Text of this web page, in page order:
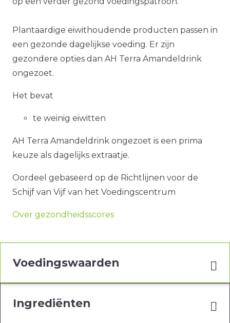
Plantaardige eiwithoudende producten passen in
een gezonde dagelijkse voeding. Er zijn
gezondere opties dan AH Terra Amandeldrink
ongezoet.
Het bevat
te weinig eiwitten
AH Terra Amandeldrink ongezoet is een prima
keuze als dagelijks extraatje.
Oordeel gebaseerd op de Richtlijnen voor de
Schijf van Vijf van het Voedingscentrum
Over gezondheidsscores
Voedingswaarden
Ingrediënten